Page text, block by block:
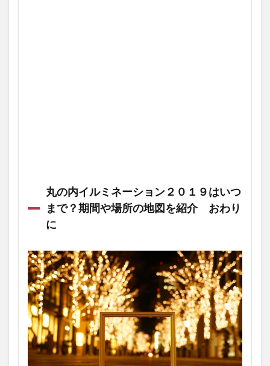
丸の内イルミネーション２０１９はいつ
まで？期間や場所の地図を紹介 おわり
に